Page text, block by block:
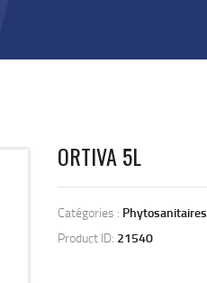
ORTIVA 5L
Catégories : Phytosanitaires
Product ID: 21540